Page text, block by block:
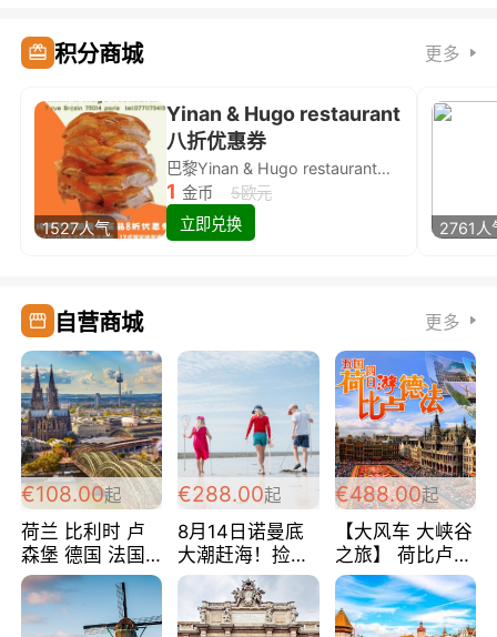
积分商城 更多
1527人气
Yinan & Hugo restaurant
八折优惠券
巴黎Yinan & Hugo restaurant除简餐类全场8折
1 金币
5欧元
立即兑换
2761人
自营商城 更多
€108.00起
荷兰 比利时 卢
森堡 德国 法国
超爽玩遍西欧 循
环线 全程四星宾
馆 108欧/人/天
€288.00起
8月14日诺曼底
大潮赶海！捡海
鲜！轻轻松松海
边爽玩三日游
288欧/人
€488.00起
【大风车 大峡谷
之旅】 荷比卢德
法 巴黎上下 经
典五国四日游
488欧/人